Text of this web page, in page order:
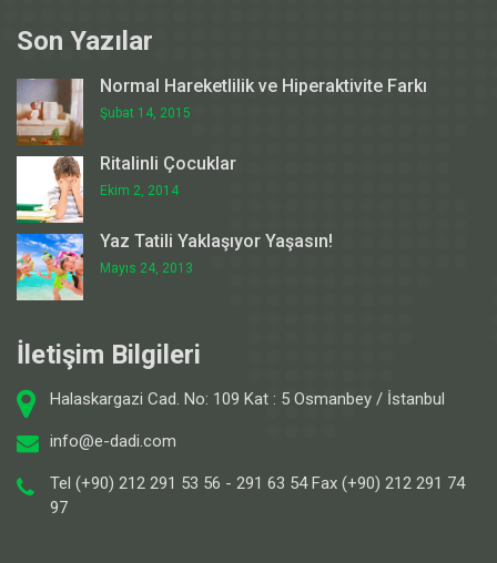
Son Yazılar
Normal Hareketlilik ve Hiperaktivite Farkı
Şubat 14, 2015
Ritalinli Çocuklar
Ekim 2, 2014
Yaz Tatili Yaklaşıyor Yaşasın!
Mayıs 24, 2013
İletişim Bilgileri
Halaskargazi Cad. No: 109 Kat : 5 Osmanbey / İstanbul
info@e-dadi.com
Tel (+90) 212 291 53 56 - 291 63 54 Fax (+90) 212 291 74
97